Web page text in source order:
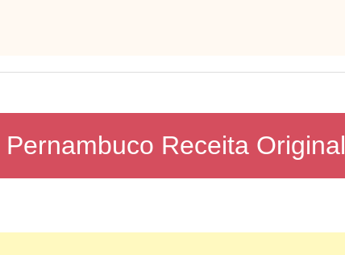
Receita Original